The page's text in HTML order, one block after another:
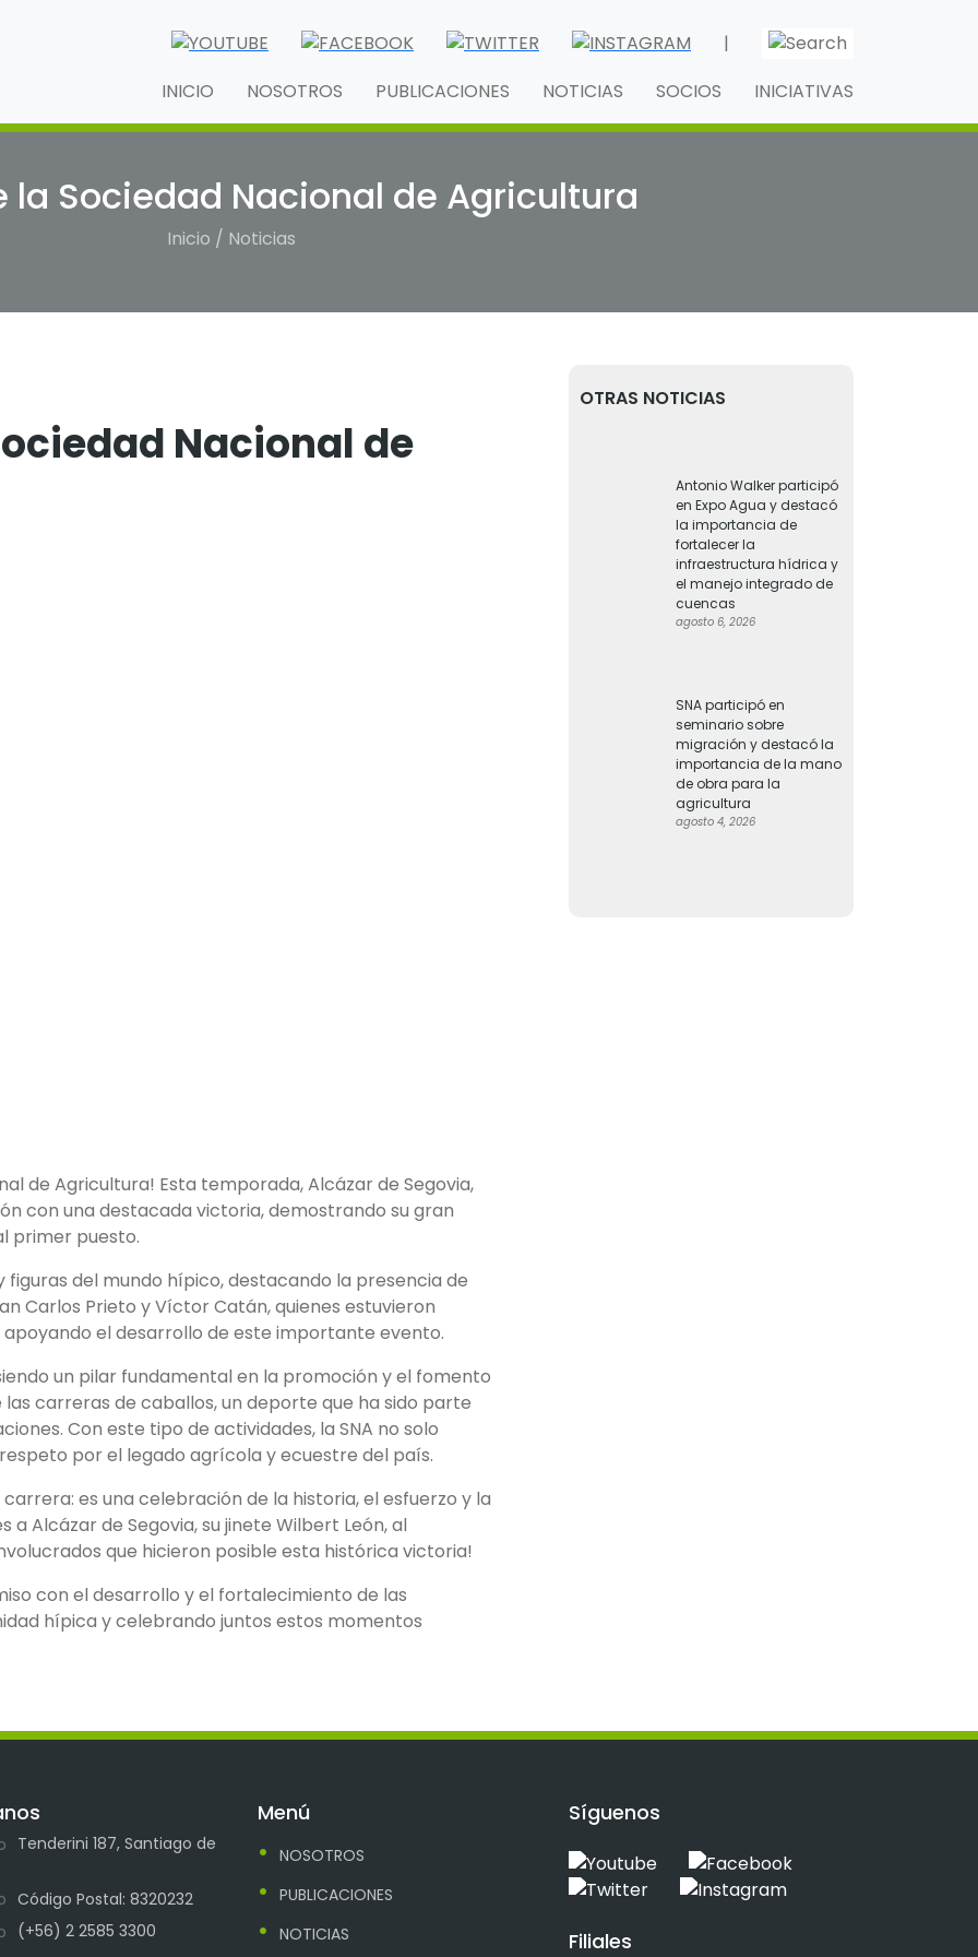
|
INICIO
NOSOTROS PUBLICACIONES NOTICIAS SOCIOS INICIATIVAS
la Sociedad Nacional de Agricultura
Inicio / Noticias
Nacional de
de Agricultura! Esta temporada, Alcázar de Segovia,
con una destacada victoria, demostrando su gran
primer puesto.
figuras del mundo hípico, destacando la presencia de
Carlos Prieto y Víctor Catán, quienes estuvieron
el desarrollo de este importante evento.
un pilar fundamental en la promoción y el fomento
carreras de caballos, un deporte que ha sido parte
Con este tipo de actividades, la SNA no solo
por el legado agrícola y ecuestre del país.
es una celebración de la historia, el esfuerzo y la
Alcázar de Segovia, su jinete Wilbert León, al
que hicieron posible esta histórica victoria!
con el desarrollo y el fortalecimiento de las
hípica y celebrando juntos estos momentos
OTRAS NOTICIAS
Antonio Walker participó
en Expo Agua y destacó
la importancia de
fortalecer la
infraestructura hídrica y
el manejo integrado de
cuencas
agosto 6, 2026
SNA participó en
seminario sobre
migración y destacó la
importancia de la mano
de obra para la
agricultura
agosto 4, 2026
Tenderini 187, Santiago de
Código Postal: 8320232
(+56) 2 2585 3300
Menú
NOSOTROS
PUBLICACIONES
NOTICIAS
Síguenos
Filiales